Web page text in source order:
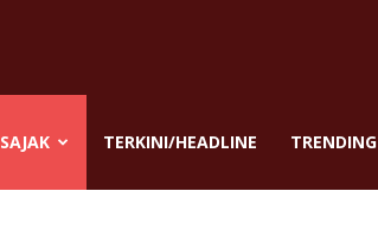
SAJAK TERKINI/HEADLINE TRENDING